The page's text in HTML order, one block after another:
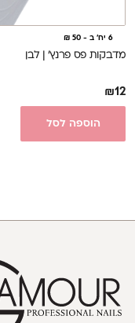
6 יח' ב - 50 ₪
מדבקות פס פרנץ' | לבן
₪12
הוספה לסל